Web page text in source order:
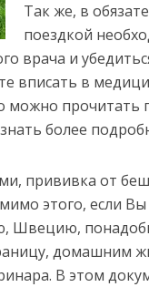
Так же, в
поездкой
врача и
вписать в
можно прочитать
более
прививка от
этого, если
домашним
В этом